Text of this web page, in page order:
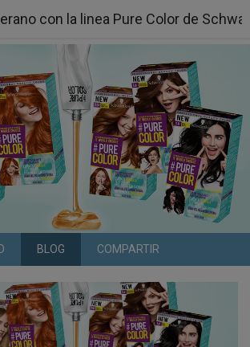
con la linea Pure Color de
BLOG COMPARTIR